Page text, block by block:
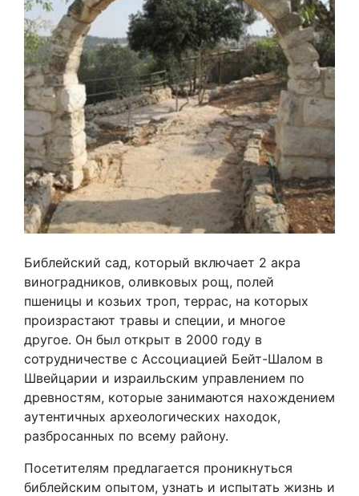
Библейский сад, который включает 2 акра
виноградников, оливковых рощ, полей
пшеницы и козьих троп, террас, на которых
произрастают травы и специи, и многое
другое. Он был открыт в 2000 году в
сотрудничестве с Ассоциацией Бейт-Шалом в
Швейцарии и израильским управлением по
древностям, которые занимаются нахождением
аутентичных археологических находок,
разбросанных по всему району.
Посетителям предлагается проникнуться
библейским опытом, узнать и испытать жизнь и